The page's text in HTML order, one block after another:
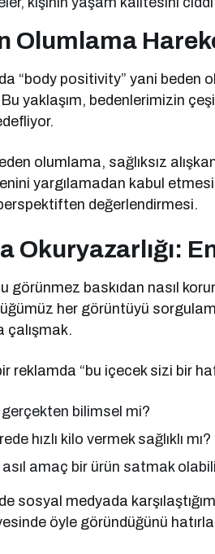
Olumlama
“body positivity” yani
Bu yaklaşım, bedenlerimizin
olumlama, sağlıksız
yargılamadan kabul
değerlendirmesi.
Okuryazarlığı:
görünmez baskıdan nasıl
her görüntüyü
çalışmak.
reklamda “bu içecek sizi bir
gerçekten bilimsel mi?
hızlı kilo vermek sağlıklı mı?
amaç bir ürün satmak
sosyal medyada
öyle göründüğünü